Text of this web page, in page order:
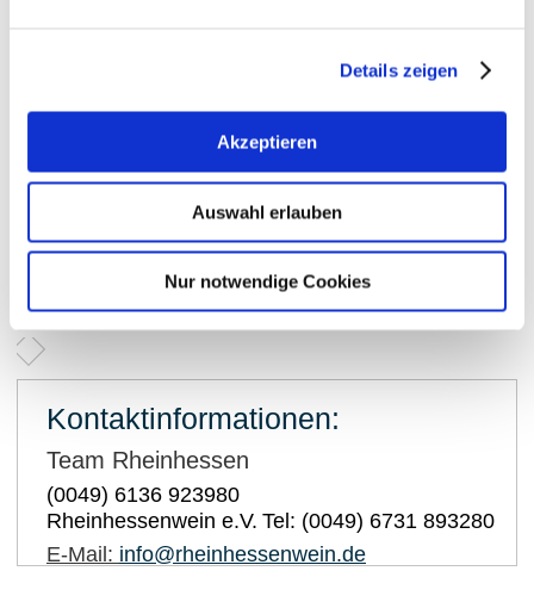
Details zeigen
Akzeptieren
Auswahl erlauben
Nur notwendige Cookies
Kontaktinformationen:
Team Rheinhessen
(0049) 6136 923980
Rheinhessenwein e.V. Tel: (0049) 6731 893280
E-Mail: info@rheinhessenwein.de